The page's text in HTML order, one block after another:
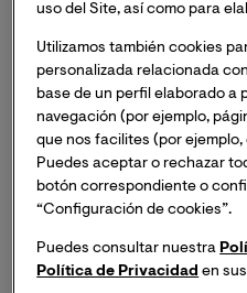
uso del Site, así como para
Utilizamos también cookies
personalizada relacionada
base de un perfil elaborado a
navegación (por ejemplo,
que nos facilites (por
Puedes aceptar o rechazar
botón correspondiente o
“Configuración de cookies”.
Puedes consultar nuestra
Política de Privacidad en